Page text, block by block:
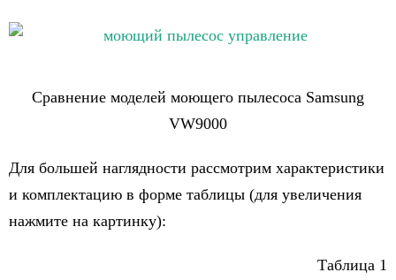
Сравнение моделей моющего пылесоса Samsung
VW9000
Для большей наглядности рассмотрим характеристики
и комплектацию в форме таблицы (для увеличения
нажмите на картинку):
Таблица 1